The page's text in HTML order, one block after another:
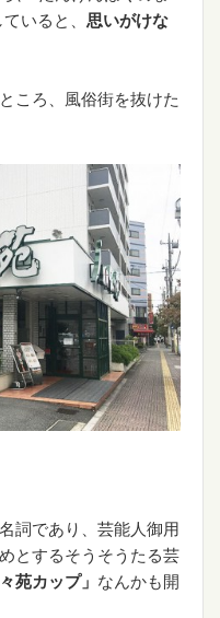
いると、 思いがけな
ころ、風俗街を抜けた
詞であり、芸能人御用
とするそうそうたる芸
々苑カップ」 なんかも開